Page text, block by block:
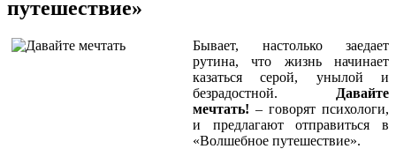
путешествие»
Бывает, настолько заедает
рутина, что жизнь начинает
казаться серой, унылой и
безрадостной.
Давайте
мечтать! – говорят психологи,
и предлагают отправиться в
«Волшебное путешествие».